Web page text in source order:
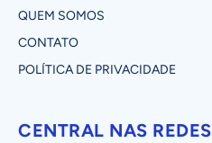
QUEM SOMOS
CONTATO
POLÍTICA DE PRIVACIDADE
CENTRAL NAS REDES